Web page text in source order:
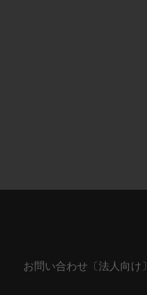
お問い合わせ〔法人向け〕